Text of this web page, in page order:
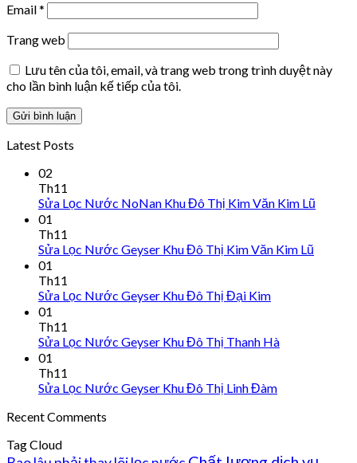
Email*
Trang web
Lưu tên của tôi, email, và trang web trong trình duyệt này
cho lần bình luận kế tiếp của tôi.
Latest Posts
02
Th11
Sửa Lọc Nước NoNan Khu Đô Thị Kim Văn Kim Lũ
01
Th11
Sửa Lọc Nước Geyser Khu Đô Thị Kim Văn Kim Lũ
01
Th11
Sửa Lọc Nước Geyser Khu Đô Thị Đại Kim
01
Th11
Sửa Lọc Nước Geyser Khu Đô Thị Thanh Hà
01
Th11
Sửa Lọc Nước Geyser Khu Đô Thị Linh Đàm
Recent Comments
Tag Cloud